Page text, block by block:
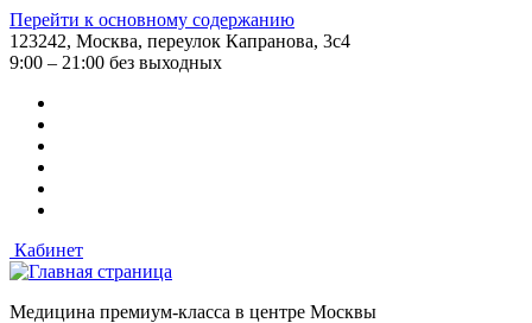
Перейти к основному содержанию
123242, Москва, переулок Капранова, 3с4
9:00 – 21:00 без выходных
Кабинет
Медицина премиум-класса в центре Москвы